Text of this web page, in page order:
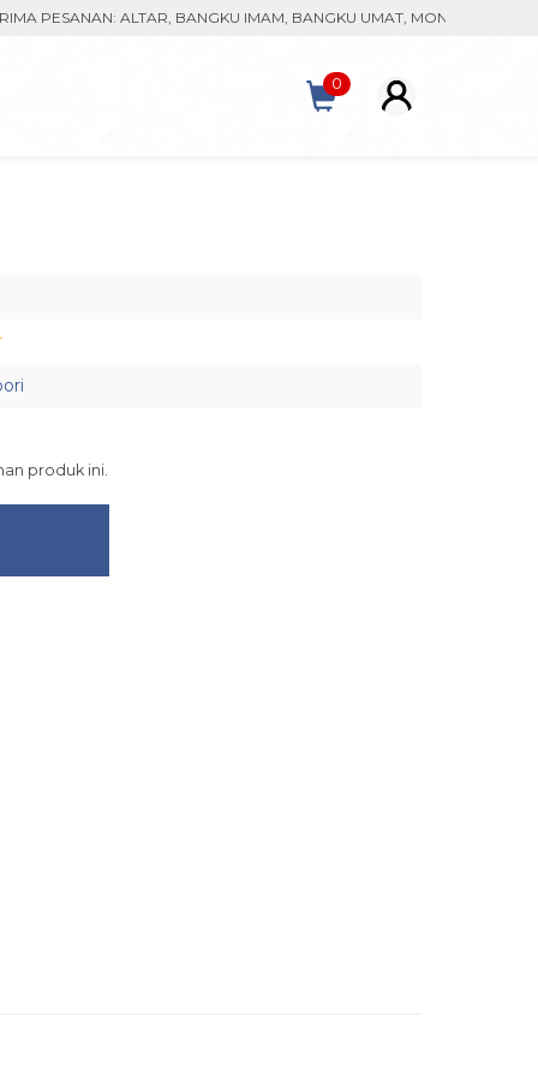
PESANAN: ALTAR, BANGKU IMAM, BANGKU UMAT, MONSTRAN, KACA
0
produk ini.